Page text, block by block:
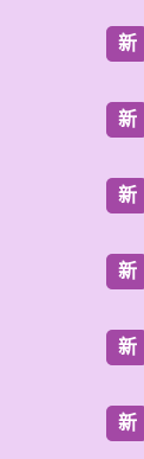
新
新
新
新
新
新